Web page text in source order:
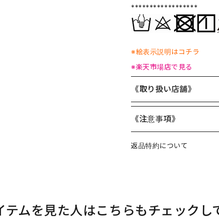
******************
※絵表示説明はコチラ
※楽天市場店で見る
《取り扱い店舗》
《注意事項》
返品特約について
テムを見た人はこちらもチェックし